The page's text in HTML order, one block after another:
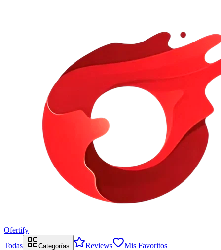
Ofertify
Todas
Categorías Reviews Mis Favoritos